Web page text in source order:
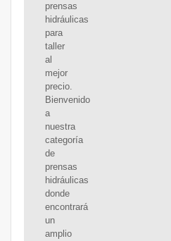
prensas
hidráulicas
para
taller
al
mejor
precio.
Bienvenido
a
nuestra
categoría
de
prensas
hidráulicas
donde
encontrará
un
amplio